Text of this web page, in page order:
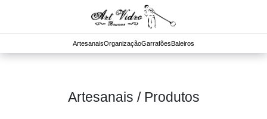
ArtesanaisOrganizaçãoGarrafõesBaleiros
Artesanais / Produtos